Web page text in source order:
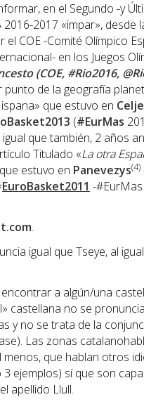
en el Segundo -y
2017 «impar», desde
COE -Comité Olímpico
en los Juegos
(COE, #Rio2016,
de la geografía
que estuvo en Celje
(#EurMas
que también, 2 años
Titulado «La otra
estuvo en Panevezys(4)
EuroBasket2011 -
.
igual que Tseye, al
a algún/una
castellana no se
y no se trata de la
Las zonas
que hablan otros
ejemplos) sí que son
apellido Llull.